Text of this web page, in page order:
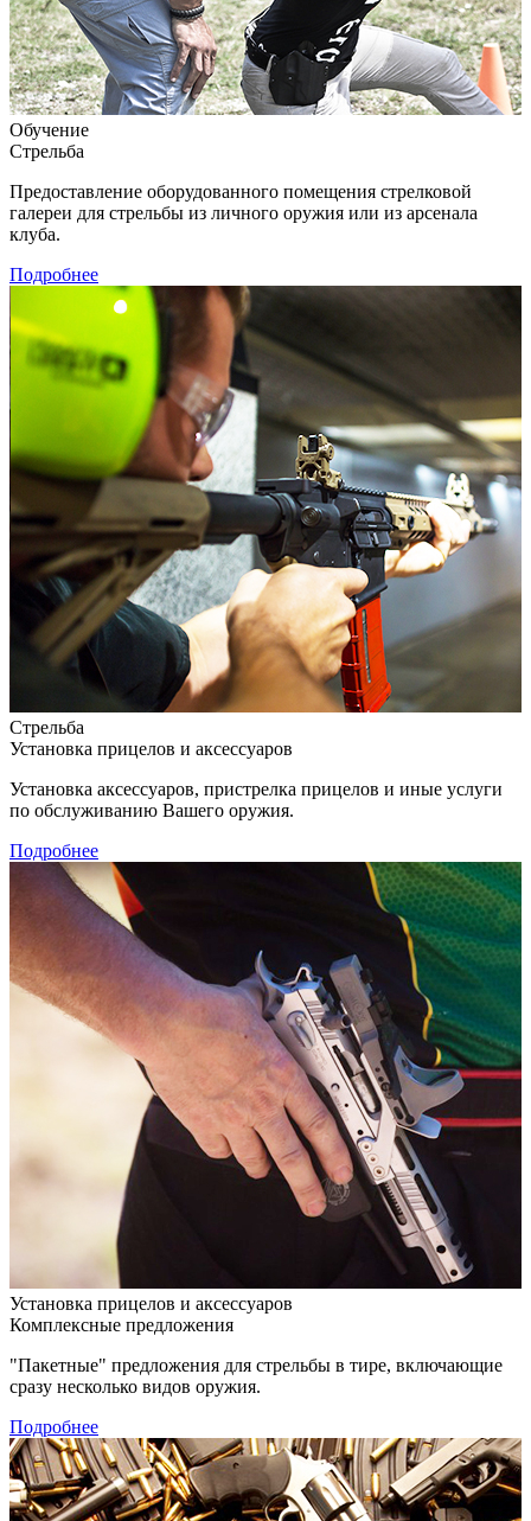
Обучение
Стрельба
Предоставление оборудованного помещения стрелковой
галереи для стрельбы из личного оружия или из арсенала
клуба.
Подробнее
Стрельба
Установка прицелов и аксессуаров
Установка аксессуаров, пристрелка прицелов и иные услуги
по обслуживанию Вашего оружия.
Подробнее
Установка прицелов и аксессуаров
Комплексные предложения
"Пакетные" предложения для стрельбы в тире, включающие
сразу несколько видов оружия.
Подробнее